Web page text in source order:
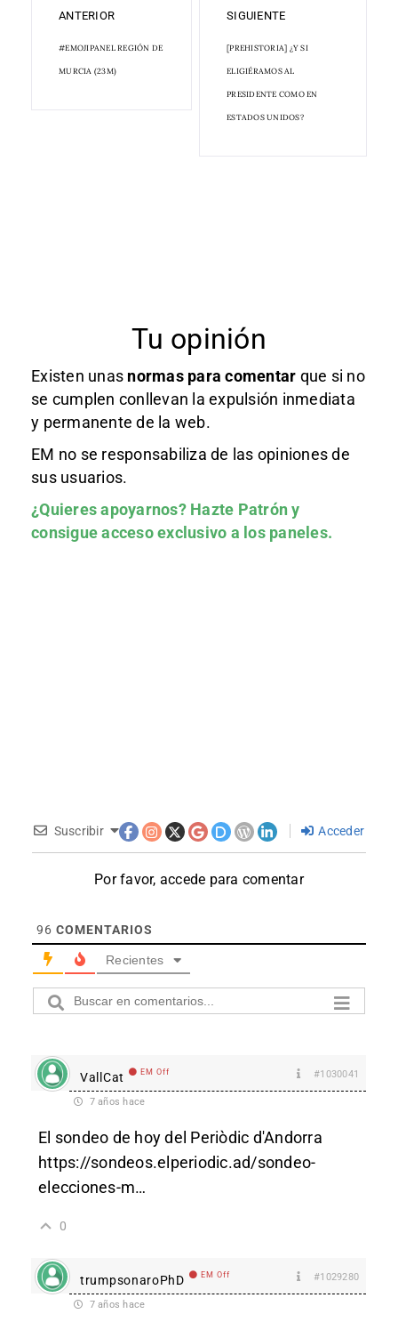
ANTERIOR
#EMOJIPANEL REGIÓN DE
MURCIA (23M)
SIGUIENTE
[PREHISTORIA] ¿Y SI
ELIGIÉRAMOS AL
PRESIDENTE COMO EN
ESTADOS UNIDOS?
Tu opinión
Existen unas normas para comentar que si no
se cumplen conllevan la expulsión inmediata
y permanente de la web.
EM no se responsabiliza de las opiniones de
sus usuarios.
¿Quieres apoyarnos? Hazte Patróny
consigue acceso exclusivo a los paneles.
Suscribir Acceder
Por favor, accede para comentar
96 COMENTARIOS
Recientes
VallCat EM Off #1030041
7 años hace
El sondeo de hoy del Periòdic d'Andorra
https://sondeos.elperiodic.ad/sondeo-
elecciones-m…
0
trumpsonaroPhD EM Off #1029280
7 años hace